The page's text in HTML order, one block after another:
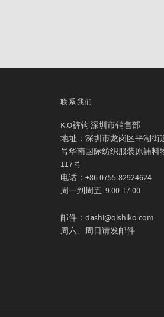
联系我们
K.O裤钩 深圳市销售部
地址：深圳市龙岗区平湖街
号华南国际纺织服装原辅料
117号
电话：+86 0755-82924624
周一到周五: 9:00-17:00
邮件：dashi@oishiko.com
周六、周日请发邮件